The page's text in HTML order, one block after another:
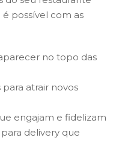
é possível com as
no topo das
atrair novos
engajam e fidelizam
delivery que